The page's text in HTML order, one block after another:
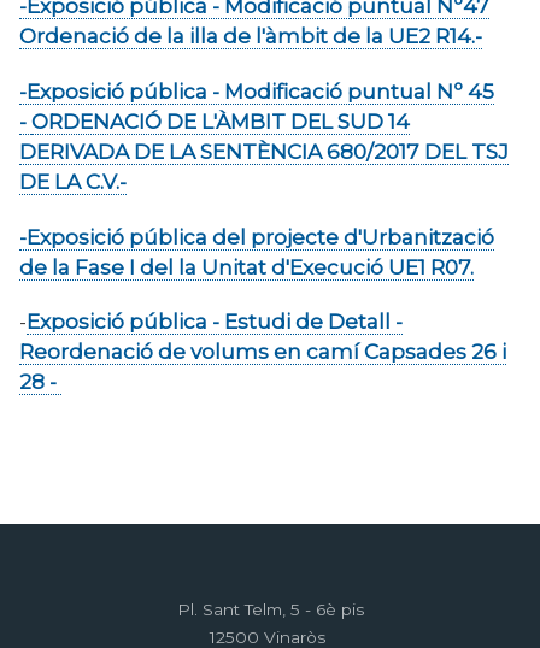
-Exposició pública - Modificació puntual Nº47
Ordenació de la illa de l'àmbit de la UE2 R14.-
-Exposició pública - Modificació puntual Nº 45
-ORDENACIÓ DE L'ÀMBIT DEL SUD 14
DERIVADA DE LA SENTÈNCIA 680/2017 DEL TSJ
DE LA C.V.-
-Exposició pública del projecte d'Urbanització
de la Fase I del la Unitat d'Execució UE1 R07.
-Exposició pública - Estudi de Detall -
Reordenació de volums en camí Capsades 26 i
28 -
Pl. Sant Telm, 5 - 6è pis
12500 Vinaròs